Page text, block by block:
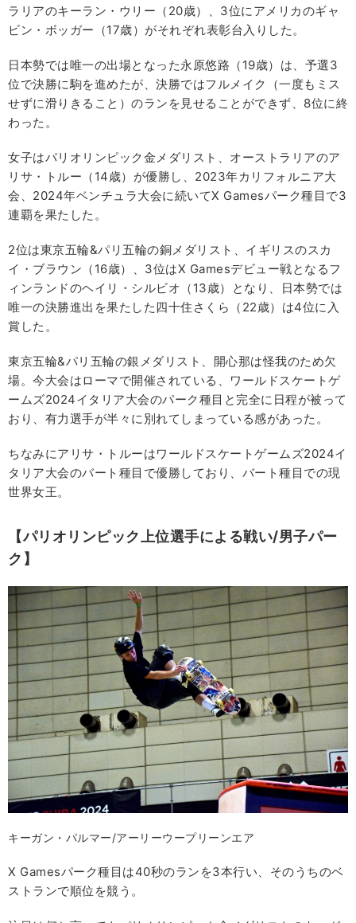
ラリアのキーラン・ウリー（20歳）、3位にアメリカのギャ
ビン・ボッガー（17歳）がそれぞれ表彰台入りした。
日本勢では唯一の出場となった永原悠路（19歳）は、予選3
位で決勝に駒を進めたが、決勝ではフルメイク（一度もミス
せずに滑りきること）のランを見せることができず、8位に終
わった。
女子はパリオリンピック金メダリスト、オーストラリアのア
リサ・トルー（14歳）が優勝し、2023年カリフォルニア大
会、2024年ベンチュラ大会に続いてX Gamesパーク種目で3
連覇を果たした。
2位は東京五輪&パリ五輪の銅メダリスト、イギリスのスカ
イ・ブラウン（16歳）、3位はX Gamesデビュー戦となるフ
ィンランドのヘイリ・シルビオ（13歳）となり、日本勢では
唯一の決勝進出を果たした四十住さくら（22歳）は4位に入
賞した。
東京五輪&パリ五輪の銀メダリスト、開心那は怪我のため欠
場。今大会はローマで開催されている、ワールドスケートゲ
ームズ2024イタリア大会のパーク種目と完全に日程が被って
おり、有力選手が半々に別れてしまっている感があった。
ちなみにアリサ・トルーはワールドスケートゲームズ2024イ
タリア大会のバート種目で優勝しており、バート種目での現
世界女王。
【パリオリンピック上位選手による戦い/男子パー
ク】
キーガン・パルマー/アーリーウープリーンエア
X Gamesパーク種目は40秒のランを3本行い、そのうちのベ
ストランで順位を競う。